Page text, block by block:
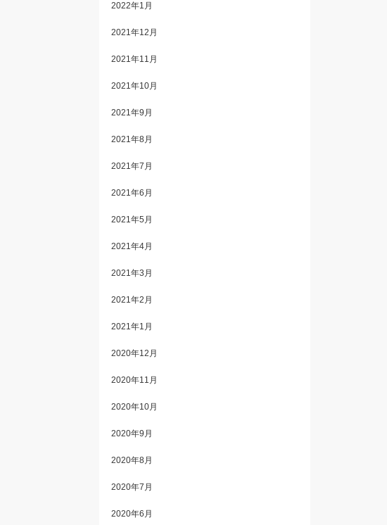
2022年1月
2021年12月
2021年11月
2021年10月
2021年9月
2021年8月
2021年7月
2021年6月
2021年5月
2021年4月
2021年3月
2021年2月
2021年1月
2020年12月
2020年11月
2020年10月
2020年9月
2020年8月
2020年7月
2020年6月